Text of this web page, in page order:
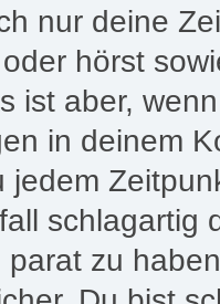
nur deine
hörst
ist aber,
in deinem
jedem
schlagartig
parat zu